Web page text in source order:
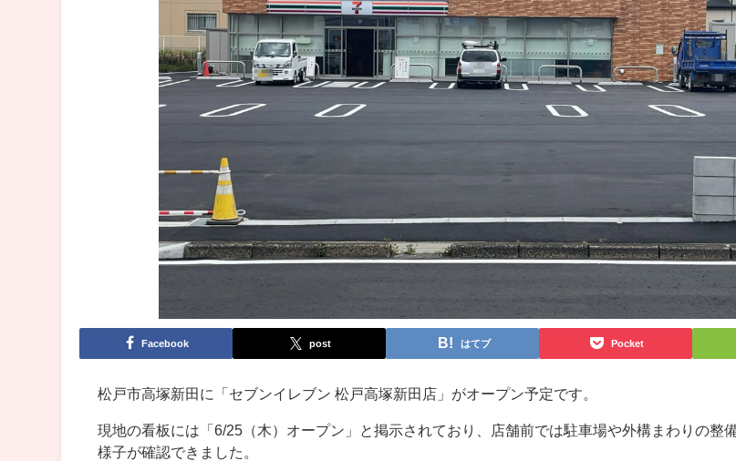
Facebook post はてブ Pocket
松戸市高塚新田に「セブンイレブン 松戸高塚新田店」がオープン予定です。
現地の看板には「6/25（木）オープン」と掲示されており、店舗前では駐車場や外構まわりの整
様子が確認できました。